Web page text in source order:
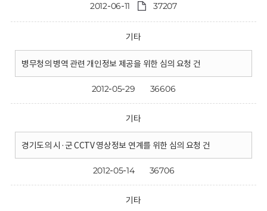
2012-06-11 37207
기타
병무청의 병역 관련 개인정보 제공을 위한 심의 요청 건
2012-05-29 36606
기타
경기도의 시·군 CCTV 영상정보 연계를 위한 심의 요청 건
2012-05-14 36706
기타